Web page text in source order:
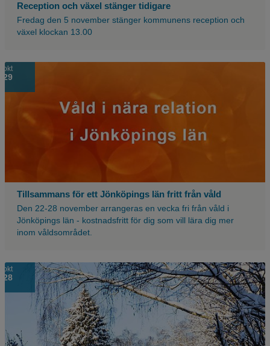
Reception och växel stänger tidigare
Fredag den 5 november stänger kommunens reception och
växel klockan 13.00
okt
29
Tillsammans för ett Jönköpings län fritt från våld
Den 22-28 november arrangeras en vecka fri från våld i
Jönköpings län - kostnadsfritt för dig som vill lära dig mer
inom våldsområdet.
Orange
bild
med
okt
28